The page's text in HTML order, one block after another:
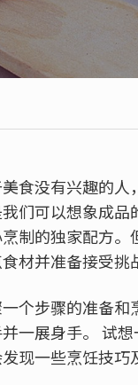
食没有兴趣的
们可以想象成
制的独家配方
材并准备接受挑
个步骤的准备
一展身手。 试
现一些烹饪技巧